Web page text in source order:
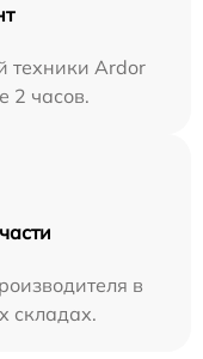
техники Ardor
2 часов.
в
складах.